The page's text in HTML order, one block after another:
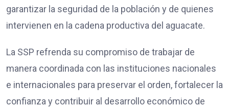
garantizar la seguridad de la población y de quienes
intervienen en la cadena productiva del aguacate.
La SSP refrenda su compromiso de trabajar de
manera coordinada con las instituciones nacionales
e internacionales para preservar el orden, fortalecer la
confianza y contribuir al desarrollo económico de